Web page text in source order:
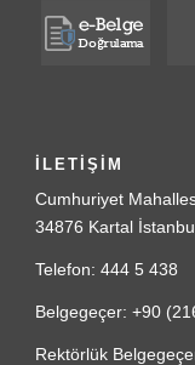
İLETİŞİM
Cumhuriyet
34876 Kartal
Telefon: 444 5 438
Belgegeçer: +90
Rektörlük